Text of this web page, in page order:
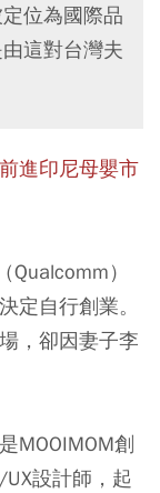
位為國際品
這對台灣夫
進印尼母嬰市
）
定自行創業。
，卻因妻子李
MOOIMOM創
設計師，起